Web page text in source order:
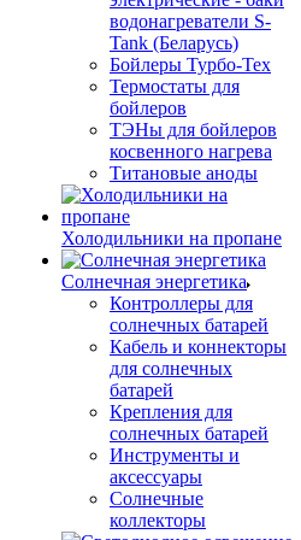
водонагреватели S-
Tank (Беларусь)
Бойлеры Турбо-Тех
Термостаты для
бойлеров
ТЭНы для бойлеров
косвенного нагрева
Титановые аноды
Холодильники на пропане
Солнечная энергетика
Контроллеры для
солнечных батарей
Кабель и коннекторы
для солнечных
батарей
Крепления для
солнечных батарей
Инструменты и
аксессуары
Солнечные
коллекторы